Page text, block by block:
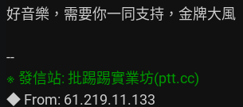
好音樂，需要你一同支持，金牌大風